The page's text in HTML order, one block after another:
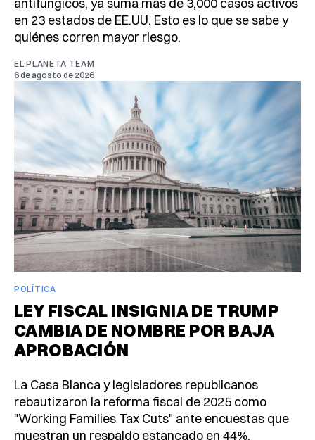
en 23 estados de EE.UU. Esto es lo que se sabe y
quiénes corren mayor riesgo.
EL PLANETA TEAM
6 de agosto de 2026
POLÍTICA
LEY FISCAL INSIGNIA DE TRUMP
CAMBIA DE NOMBRE POR BAJA
APROBACIÓN
La Casa Blanca y legisladores republicanos
rebautizaron la reforma fiscal de 2025 como
"Working Families Tax Cuts" ante encuestas que
muestran un respaldo estancado en 44%.